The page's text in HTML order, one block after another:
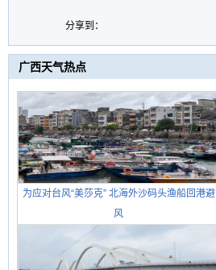
分享到：
广西天气热点
为应对台风“美莎克” 北海外沙码头渔船回港避
风